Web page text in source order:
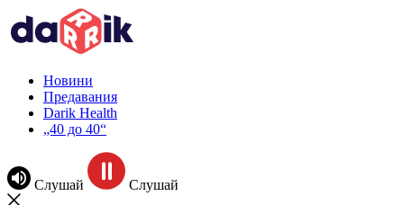
Новини
Предавания
Darik Health
„40 до 40“
Слушай Слушай